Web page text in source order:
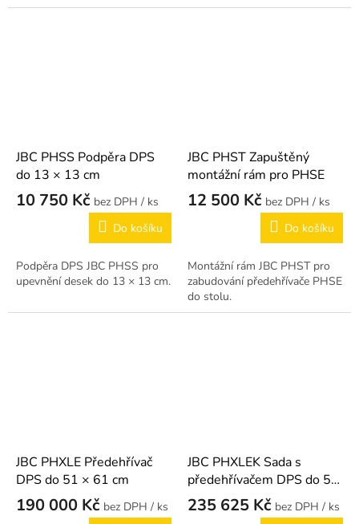
JBC PHSS Podpěra DPS
do 13 × 13 cm
10 750 Kč
/ ks
Do košíku
Podpěra DPS JBC PHSS pro
upevnění desek do 13 × 13 cm.
JBC PHST Zapuštěný
montážní rám pro PHSE
12 500 Kč
/ ks
Do košíku
Montážní rám JBC PHST pro
zabudování předehřívače PHSE
do stolu.
JBC PHXLE Předehřívač
DPS do 51 × 61 cm
190 000 Kč
/ ks
JBC PHXLEK Sada s
předehřívačem DPS do 51
× 61 cm
235 625 Kč
/ ks